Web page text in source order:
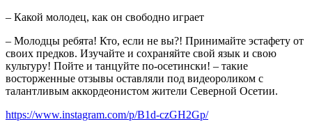
– Какой молодец, как он свободно играет
– Молодцы ребята! Кто, если не вы?! Принимайте эстафету от
своих предков. Изучайте и сохраняйте свой язык и свою
культуру! Пойте и танцуйте по-осетински! – такие
восторженные отзывы оставляли под видеороликом с
талантливым аккордеонистом жители Северной Осетии.
https://www.instagram.com/p/B1d-czGH2Gp/